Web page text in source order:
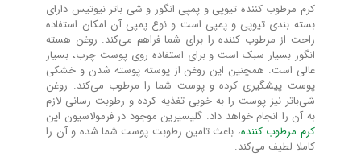
کرم مرطوب کننده تیوپی و پمپی انگور و شی باتر نیوتیس دارای
بسته بندی تیوپی و پمپی است و نوع پمپی آن امکان استفاده
راحت از مرطوب کننده را برای شما فراهم می‌کند. روغن هسته
انگور بسیار سبک است و برای استفاده روی پوست چرب، بسیار
عالی است. همچنین این روغن از پوسته پوسته شدن و خشکی
پوست پیشگیری کرده و پوست شما را مرطوب می‌کند. روغن
شی‌باتر نیز پوست را به خوبی تغذیه کرده و رطوبت رسانی لازم
به آن را انجام خواهد داد. گلیسیرین موجود در فرمولاسیون این
کرم مرطوب کننده، باعث تامین رطوبت پوست شما شده و آن را
کاملا لطیف می‌کند.